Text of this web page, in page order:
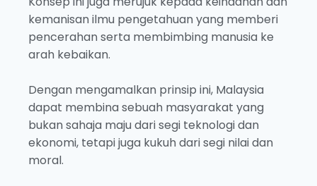
kemanisan ilmu pengetahuan yang memberi
pencerahan serta membimbing manusia ke
arah kebaikan.
Dengan mengamalkan prinsip ini, Malaysia
dapat membina sebuah masyarakat yang
bukan sahaja maju dari segi teknologi dan
ekonomi, tetapi juga kukuh dari segi nilai dan
moral.